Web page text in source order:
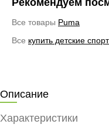
Все товары Puma
Все купить детские
Описание
Характеристики